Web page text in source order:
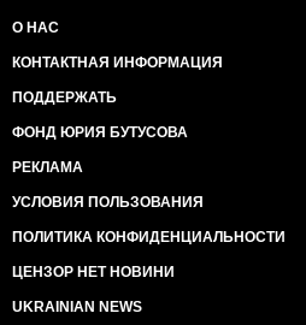
О НАС
КОНТАКТНАЯ ИНФОРМАЦИЯ
ПОДДЕРЖАТЬ
ФОНД ЮРИЯ БУТУСОВА
РЕКЛАМА
УСЛОВИЯ ПОЛЬЗОВАНИЯ
ПОЛИТИКА КОНФИДЕНЦИАЛЬНОСТИ
ЦЕНЗОР НЕТ НОВИНИ
UKRAINIAN NEWS